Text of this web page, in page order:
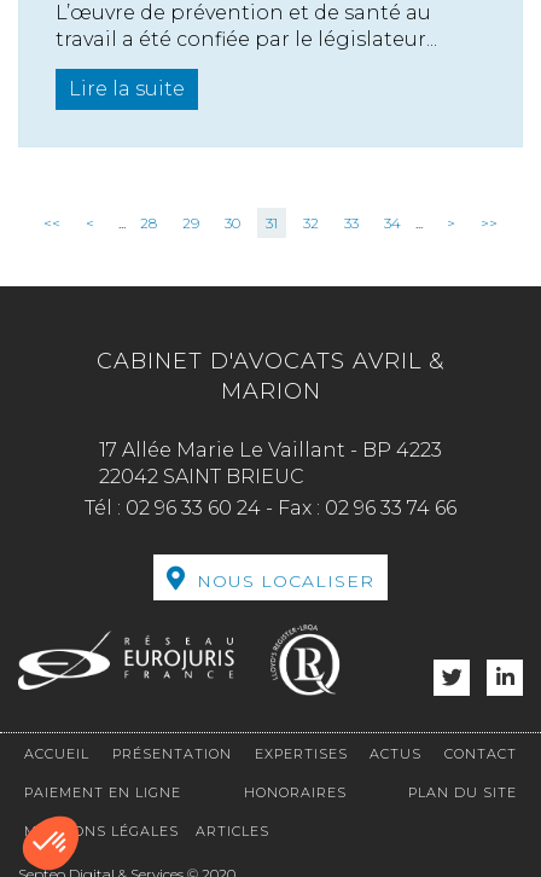
L’œuvre de prévention et de santé au
travail a été confiée par le législateur...
Lire la suite
<< < ... 28 29 30 31 32 33 34 ... > >>
CABINET D'AVOCATS AVRIL &
MARION
17 Allée Marie Le Vaillant - BP 4223
22042 SAINT BRIEUC
Tél : 02 96 33 60 24 - Fax : 02 96 33 74 66
NOUS LOCALISER
ACCUEIL PRÉSENTATION EXPERTISES ACTUS CONTACT
PAIEMENT EN LIGNE HONORAIRES PLAN DU SITE
MENTIONS LÉGALES ARTICLES